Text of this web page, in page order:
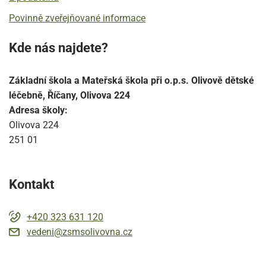
Povinně zveřejňované informace
Kde nás najdete?
Základní škola a Mateřská škola při o.p.s. Olivově dětské
léčebně, Říčany, Olivova 224
Adresa školy:
Olivova 224
251 01
Kontakt
+420 323 631 120
vedeni@zsmsolivovna.cz